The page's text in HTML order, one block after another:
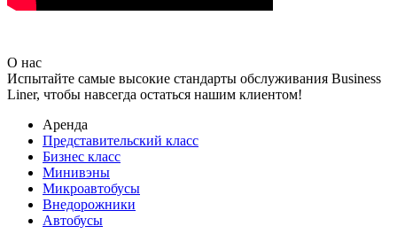
О нас
Испытайте самые высокие стандарты обслуживания Business
Liner, чтобы навсегда остаться нашим клиентом!
Аренда
Представительский класс
Бизнес класс
Минивэны
Микроавтобусы
Внедорожники
Автобусы